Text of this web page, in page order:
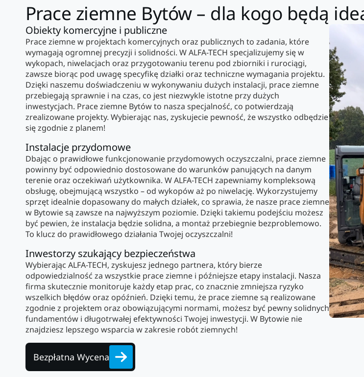
Prace ziemne Bytów – dla kogo będą
Obiekty komercyjne i publiczne
Prace ziemne w projektach komercyjnych oraz publicznych to zadania, które
wymagają ogromnej precyzji i solidności. W ALFA-TECH specjalizujemy się w
wykopach, niwelacjach oraz przygotowaniu terenu pod zbiorniki i rurociągi,
zawsze biorąc pod uwagę specyfikę działki oraz techniczne wymagania projektu.
Dzięki naszemu doświadczeniu w wykonywaniu dużych instalacji, prace ziemne
przebiegają sprawnie i na czas, co jest niezwykle istotne przy dużych
inwestycjach. Prace ziemne Bytów to nasza specjalność, co potwierdzają
zrealizowane projekty. Wybierając nas, zyskujecie pewność, że wszystko odbędzie
się zgodnie z planem!
Instalacje przydomowe
Dbając o prawidłowe funkcjonowanie przydomowych oczyszczalni, prace ziemne
powinny być odpowiednio dostosowane do warunków panujących na danym
terenie oraz oczekiwań użytkownika. W ALFA-TECH zapewniamy kompleksową
obsługę, obejmującą wszystko – od wykopów aż po niwelację. Wykorzystujemy
sprzęt idealnie dopasowany do małych działek, co sprawia, że nasze prace ziemne
w Bytowie są zawsze na najwyższym poziomie. Dzięki takiemu podejściu możesz
być pewien, że instalacja będzie solidna, a montaż przebiegnie bezproblemowo.
To klucz do prawidłowego działania Twojej oczyszczalni!
Inwestorzy szukający bezpieczeństwa
Wybierając ALFA-TECH, zyskujesz jednego partnera, który bierze
odpowiedzialność za wszystkie prace ziemne i późniejsze etapy instalacji. Nasza
firma skutecznie monitoruje każdy etap prac, co znacznie zmniejsza ryzyko
wszelkich błędów oraz opóźnień. Dzięki temu, że prace ziemne są realizowane
zgodnie z projektem oraz obowiązującymi normami, możesz być pewny solidnych
fundamentów i długotrwałej efektywności Twojej inwestycji. W Bytowie nie
znajdziesz lepszego wsparcia w zakresie robót ziemnych!
Bezpłatna Wycena